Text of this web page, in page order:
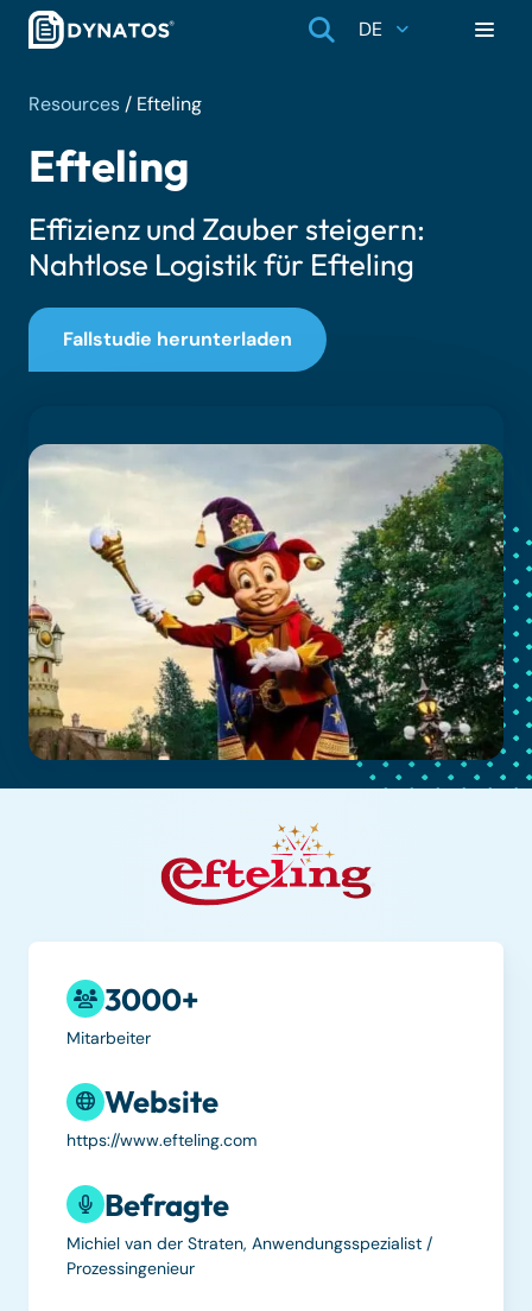
DE
Resources / Efteling
Efteling
Effizienz und Zauber steigern:
Nahtlose Logistik für Efteling
Fallstudie herunterladen
3000+
Mitarbeiter
Website
https://www.efteling.com
Befragte
Michiel van der Straten, Anwendungsspezialist /
Prozessingenieur